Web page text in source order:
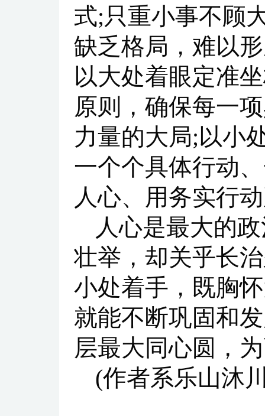
式;只重小事不顾
缺乏格局，难以
以大处着眼定准
原则，确保每一
力量的大局;以小
一个个具体行动
人心、用务实行
人心是最大的
壮举，却关乎长
小处着手，既胸
就能不断巩固和
层最大同心圆，
(作者系乐山沐